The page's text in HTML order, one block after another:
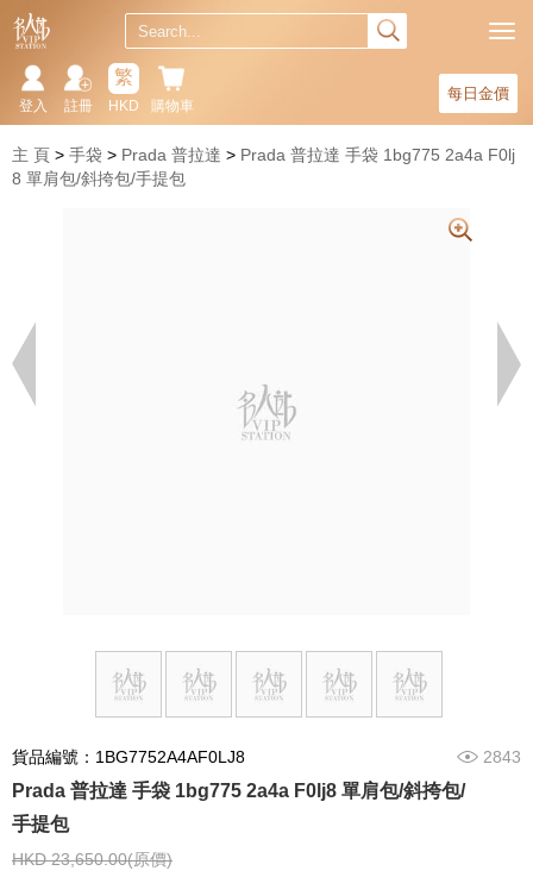
每日金價
購物車
繁
HKD
註冊
登入
主 頁 手袋 Prada 普拉達
Prada 普拉達 手袋 1bg775 2a4a F0lj
8 單肩包/斜挎包/手提包
貨品編號：1BG7752A4AF0LJ8 2843
Prada 普拉達 手袋 1bg775 2a4a F0lj8 單肩包/斜挎包/
手提包
HKD 23,650.00(原價)